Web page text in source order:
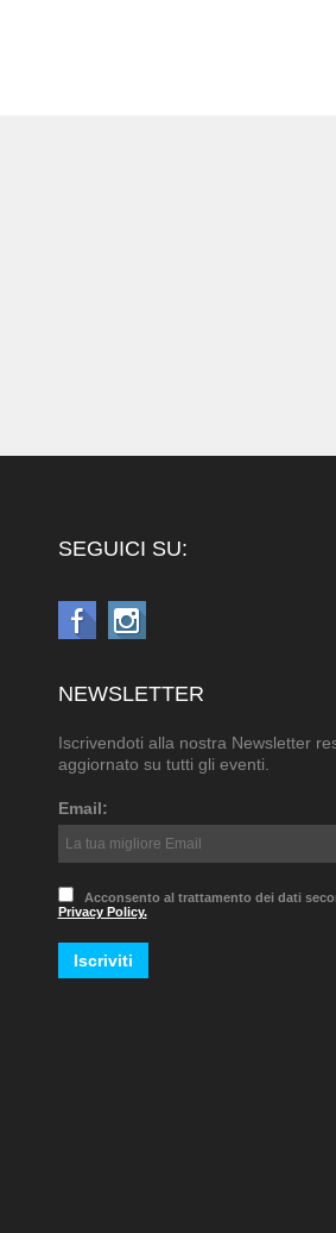
SEGUICI SU:
NEWSLETTER
Iscrivendoti alla nostra Newsletter
aggiornato su tutti gli eventi.
Email:
Acconsento al trattamento dei dati
Privacy Policy.